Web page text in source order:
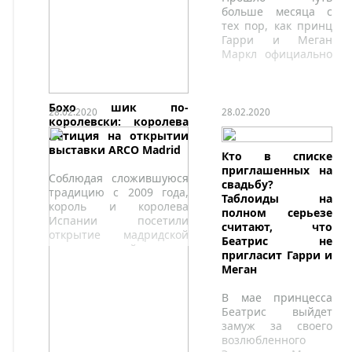
Бохо шик по-
королевски: королева
Летиция на открытии
выставки ARCO Madrid
Соблюдая сложившуюся
традицию с 2009 года,
король и королева
Испании посетили
открытие мадридской
международной
больше месяца с
тех пор, как принц
Гарри и Меган
Маркл официально
жизнь как частные
граждане.
28.02.2020 28.02.2020
Кто в списке
приглашенных на
свадьбу?
Таблоиды на
полном серьезе
считают, что
Беатрис не
пригласит Гарри и
Меган
В мае принцесса
Беатрис выйдет
замуж за своего
возлюбленного